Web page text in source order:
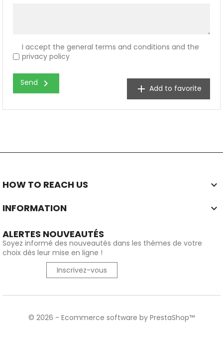
I accept the general terms and conditions and the
privacy policy
Send chevron_right add Add to favorite
HOW TO REACH US 
INFORMATION 
ALERTES NOUVEAUTÉS
Soyez informé des nouveautés dans les thèmes de votre
choix dès leur mise en ligne !
Inscrivez-vous
© 2026 - Ecommerce software by PrestaShop™